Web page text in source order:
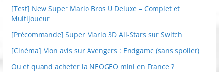
[Test] New Super Mario Bros U Deluxe – Complet et
Multijoueur
[Précommande] Super Mario 3D All-Stars sur Switch
[Cinéma] Mon avis sur Avengers : Endgame (sans spoiler)
Ou et quand acheter la NEOGEO mini en France ?